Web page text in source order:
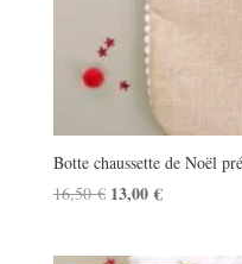
Botte chaussette de Noël
16,50€ Le
13,00€Le